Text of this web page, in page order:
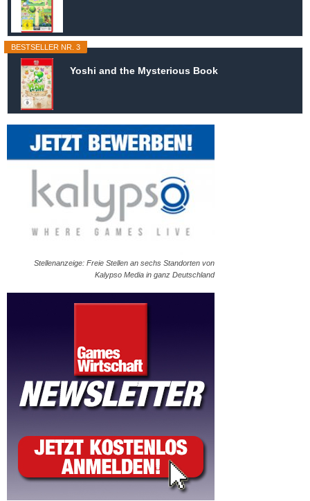
BESTSELLER NR. 3
Yoshi and the Mysterious Book
Stellenanzeige: Freie Stellen an sechs Standorten von
Kalypso Media in ganz Deutschland